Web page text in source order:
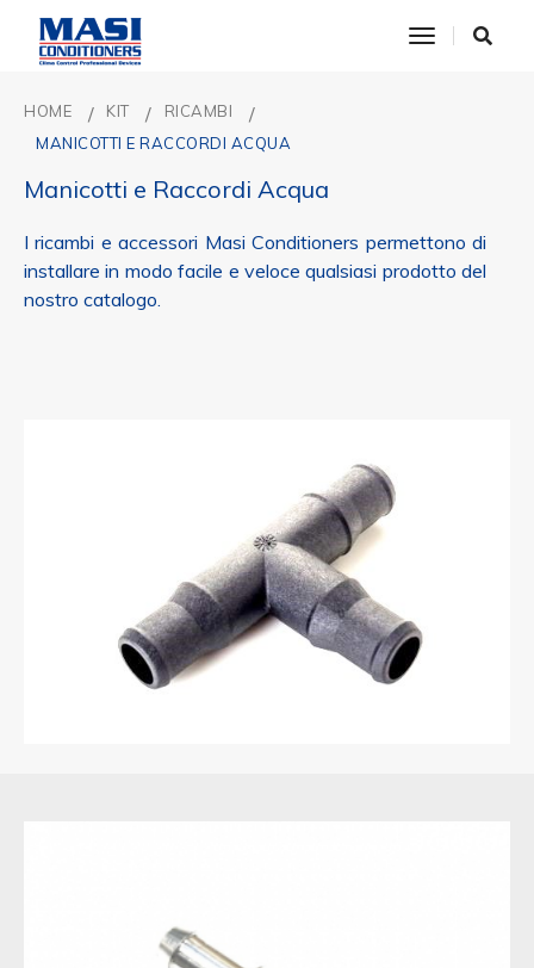
toggle
HOME KIT
RICAMBI
MANICOTTI E RACCORDI ACQUA
Manicotti e Raccordi Acqua
I ricambi e accessori Masi Conditioners permettono di
installare in modo facile e veloce qualsiasi prodotto del
nostro catalogo.